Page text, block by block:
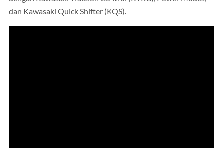
dan Kawasaki Quick Shifter (KQS).